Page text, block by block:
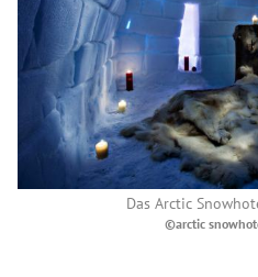
Das Arctic
©arctic